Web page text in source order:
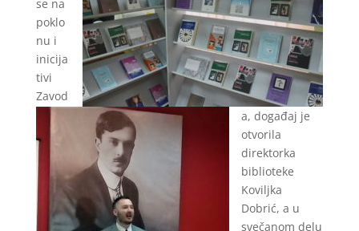
se na
poklo
nu i
inicija
tivi
Zavod
a, događaj je
otvorila
direktorka
biblioteke
Koviljka
Dobrić, a u
svečanom delu